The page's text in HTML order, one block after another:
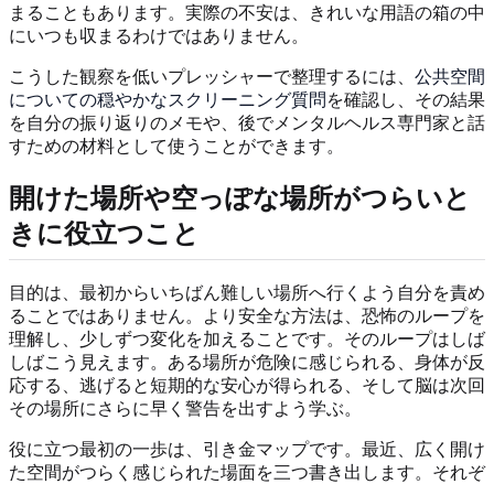
まることもあります。実際の不安は、きれいな用語の箱の中
にいつも収まるわけではありません。
こうした観察を低いプレッシャーで整理するには、 公共空間
についての穏やかなスクリーニング質問 を確認し、その結果
を自分の振り返りのメモや、後でメンタルヘルス専門家と話
すための材料として使うことができます。
開けた場所や空っぽな場所がつらいと
きに役立つこと
目的は、最初からいちばん難しい場所へ行くよう自分を責め
ることではありません。より安全な方法は、恐怖のループを
理解し、少しずつ変化を加えることです。そのループはしば
しばこう見えます。ある場所が危険に感じられる、身体が反
応する、逃げると短期的な安心が得られる、そして脳は次回
その場所にさらに早く警告を出すよう学ぶ。
役に立つ最初の一歩は、引き金マップです。最近、広く開け
た空間がつらく感じられた場面を三つ書き出します。それぞ